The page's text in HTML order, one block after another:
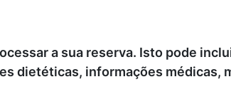
a sua reserva. Isto pode
dietéticas, informações médicas,